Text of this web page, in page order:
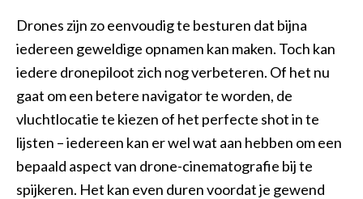
Drones zijn zo eenvoudig te besturen dat bijna
iedereen geweldige opnamen kan maken. Toch kan
iedere dronepiloot zich nog verbeteren. Of het nu
gaat om een betere navigator te worden, de
vluchtlocatie te kiezen of het perfecte shot in te
lijsten – iedereen kan er wel wat aan hebben om een
bepaald aspect van drone-cinematografie bij te
spijkeren. Het kan even duren voordat je gewend